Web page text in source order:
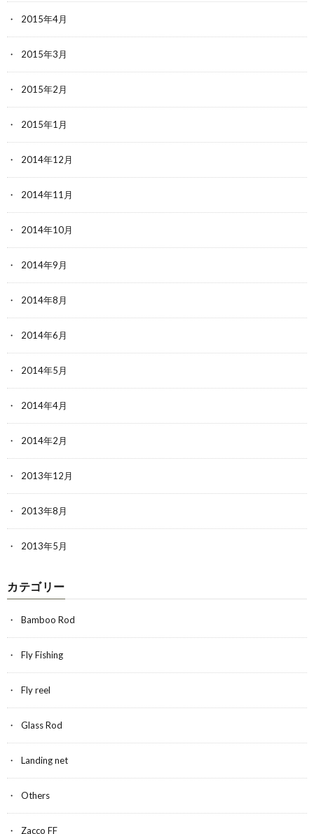
2015年4月
2015年3月
2015年2月
2015年1月
2014年12月
2014年11月
2014年10月
2014年9月
2014年8月
2014年6月
2014年5月
2014年4月
2014年2月
2013年12月
2013年8月
2013年5月
カテゴリー
Bamboo Rod
Fly Fishing
Fly reel
Glass Rod
Landing net
Others
Zacco FF